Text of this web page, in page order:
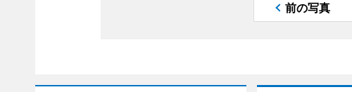
前の写真